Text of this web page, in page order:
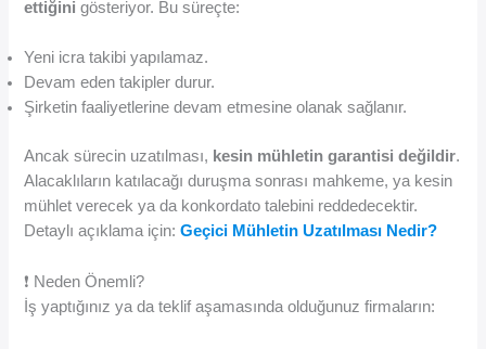
ettiğini gösteriyor. Bu süreçte:
Yeni icra takibi yapılamaz.
Devam eden takipler durur.
Şirketin faaliyetlerine devam etmesine olanak sağlanır.
Ancak sürecin uzatılması, kesin mühletin garantisi değildir.
Alacaklıların katılacağı duruşma sonrası mahkeme, ya kesin
mühlet verecek ya da konkordato talebini reddedecektir.
Detaylı açıklama için:Geçici Mühletin Uzatılması Nedir?
❗ Neden Önemli?
İş yaptığınız ya da teklif aşamasında olduğunuz firmaların: